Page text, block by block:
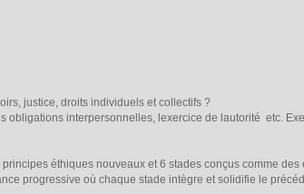
justice, droits individuels et collectifs ?
interpersonnelles, lexercice de lautorité etc.
éthiques nouveaux et 6 stades conçus comme
progressive où chaque stade intègre et solidifie le